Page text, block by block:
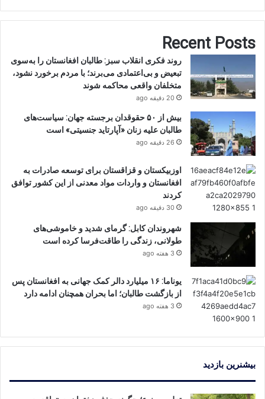
Recent Posts
روند فکری انقلاب سبز: طالبان افغانستان را به‌سوی
تبعیض و بی‌اعتمادی می‌برند؛ با مردم برخورد نشود،
متخلفان واقعی محاکمه شوند
20 دقیقه ago
بیش از ۵۰ حقوقدان برجسته جهان: سیاست‌های
طالبان علیه زنان «آپارتاید جنسیتی» است
26 دقیقه ago
اوزبیکستان و قزاقستان برای توسعه صادرات به
افغانستان و واردات مواد معدنی از این کشور توافق
کردند
30 دقیقه ago
شهروندان کابل: گرمای شدید و خاموشی‌های
طولانی، زندگی را طاقت‌فرسا کرده است
3 هفته ago
یوناما: ۱۶ میلیارد دالر کمک جهانی به افغانستان پس
از بازگشت طالبان؛ اما بحران همچنان ادامه دارد
3 هفته ago
بیشنرین بازدید